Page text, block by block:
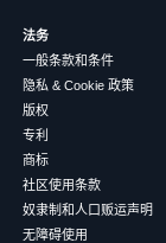
法务
一般条款和条件
隐私 & Cookie 政策
版权
专利
商标
社区使用条款
奴隶制和人口贩运声明
无障碍使用